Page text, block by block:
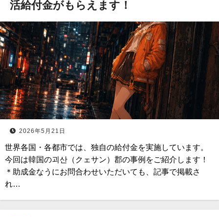
活給付金がもらえます！
2026年5月21日
世界各国・各都市では、独自の給付金を実施しています。
今回は韓国の괴산（クェサン）郡の事例をご紹介します！
＊助成金なうにお問合わせいただいても、記事で掲載さ
れ…